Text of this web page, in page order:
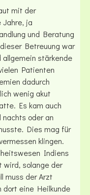
mit der
Jahre, ja
und Beratung
Betreuung war
allgemein stärkende
Patienten
dadurch
wenig akut
Es kam auch
oder an
Dies mag für
klingen.
Indiens
wird, solange der
muss der Arzt
dort eine Heilkunde